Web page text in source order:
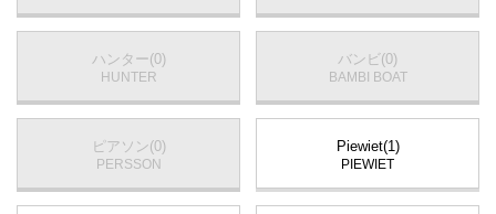
ハンター(0)
HUNTER
バンビ(0)
BAMBI BOAT
ピアソン(0)
PERSSON
Piewiet(1)
PIEWIET